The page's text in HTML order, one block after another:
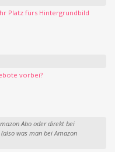
Platz fürs Hintergrundbild
vorbei?
Abo oder direkt bei
was man bei Amazon